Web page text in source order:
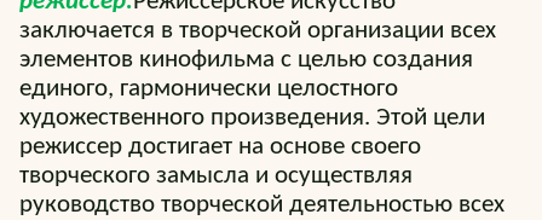
заключается в творческой организации всех
элементов кинофильма с целью создания
единого, гармонически целостного
художественного произведения. Этой цели
режиссер достигает на основе своего
творческого замысла и осуществляя
руководство творческой деятельностью всех